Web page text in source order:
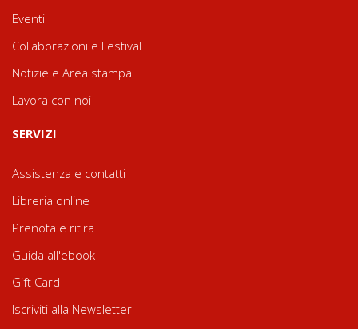
Eventi
Collaborazioni e Festival
Notizie e Area stampa
Lavora con noi
SERVIZI
Assistenza e contatti
Libreria online
Prenota e ritira
Guida all'ebook
Gift Card
Iscriviti alla Newsletter